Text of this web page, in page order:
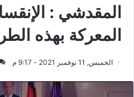
المقدشي :
المعركة بهذه
الخميس, 11 نوفمبر 2021 - 9:17 م